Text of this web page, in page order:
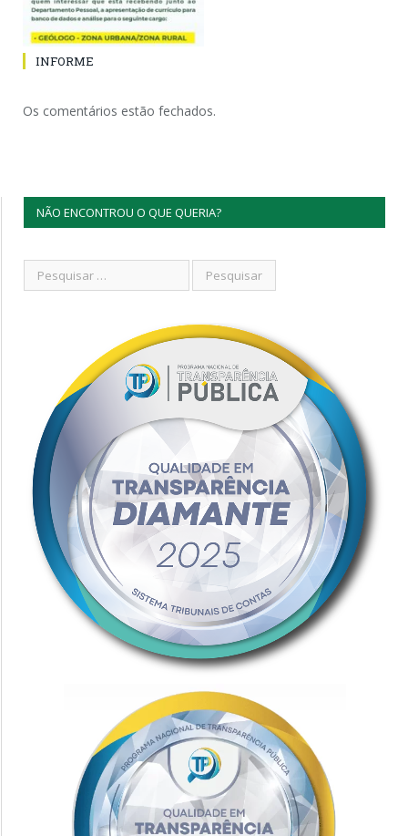
INFORME
Os comentários estão fechados.
NÃO ENCONTROU O QUE QUERIA?